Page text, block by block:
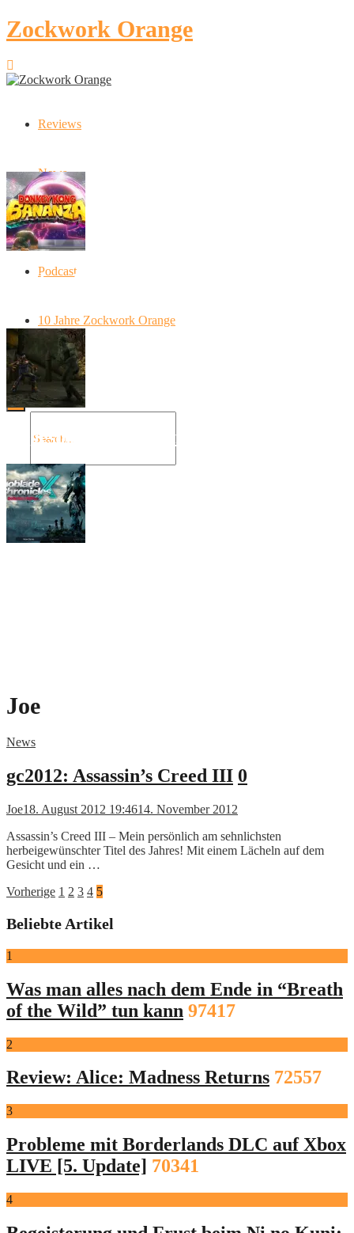
Zockwork Orange
Reviews
News
Artikel
Podcast
10 Jahre Zockwork Orange
Donkey Kong Bananza: “Ich mache alles
Angespielt: Legacy of Kain: Soul Reaver
Joe
News
gc2012: Assassin’s Creed III 0
Joe18. August 2012 19:4614. November 2012
Assassin’s Creed III – Mein persönlich am sehnlichsten
herbeigewünschter Titel des Jahres! Mit einem Lächeln auf dem
Gesicht und ein …
Seitennummerierung
der
Vorherige 1 2 3 4 5
Beliebte Artikel
1
Was man alles nach dem Ende in “Breath
of the Wild” tun kann 97417
2
Review: Alice: Madness Returns 72557
3
Probleme mit Borderlands DLC auf Xbox
LIVE [5. Update] 70341
4